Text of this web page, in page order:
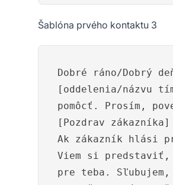
Šablóna prvého kontaktu 3
Dobré ráno/Dobrý
[oddelenia/názvu
pomôcť. Prosím,
[Pozdrav zákazníka]
Ak zákazník hlási
Viem si predstaviť,
pre teba.